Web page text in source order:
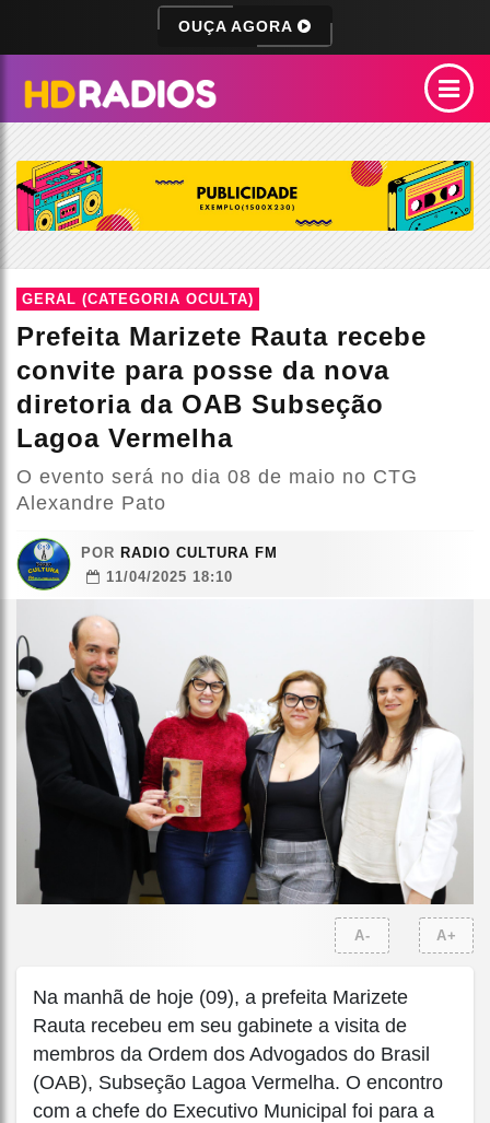
OUÇA AGORA
GERAL (CATEGORIA OCULTA)
Prefeita Marizete Rauta recebe
convite para posse da nova
diretoria da OAB Subseção
Lagoa Vermelha
O evento será no dia 08 de maio no CTG
Alexandre Pato
POR RADIO CULTURA FM
11/04/2025 18:10
A- A+
Na manhã de hoje (09), a prefeita Marizete
Rauta recebeu em seu gabinete a visita de
membros da Ordem dos Advogados do Brasil
(OAB), Subseção Lagoa Vermelha. O encontro
com a chefe do Executivo Municipal foi para a